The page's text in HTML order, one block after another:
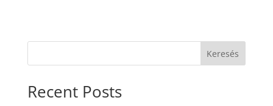
Keresés
Recent Posts